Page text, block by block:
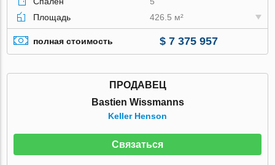
Площадь
426.5 м²
полная стоимость $ 7 375 957
ПРОДАВЕЦ
Bastien Wissmanns
Keller Henson
Связаться